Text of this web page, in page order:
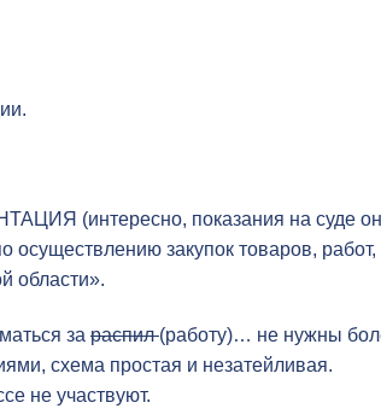
(интересно, показания на суде
закупок товаров, работ,
области».
за распил(работу)… не нужны
схема простая и незатейливая.
не участвуют.